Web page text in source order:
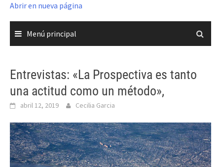
Abrir en nueva página
Menú principal
Entrevistas: «La Prospectiva es tanto
una actitud como un método»,
abril 12, 2019 Cecilia Garcia